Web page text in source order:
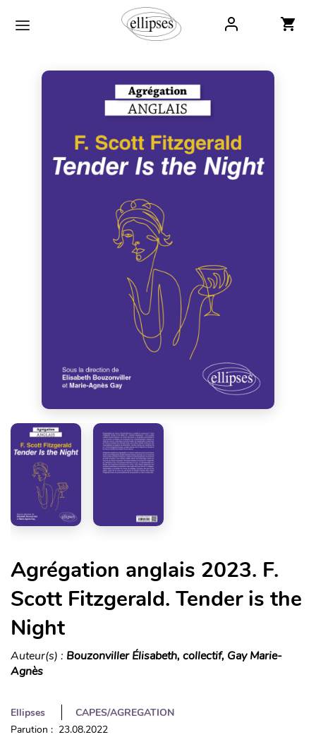
Agrégation anglais 2023. F.
Scott Fitzgerald. Tender is the
Night
Auteur(s) : Bouzonviller Élisabeth, collectif, Gay Marie-
Agnès
Ellipses
CAPES/AGREGATION
Parution : 23.08.2022